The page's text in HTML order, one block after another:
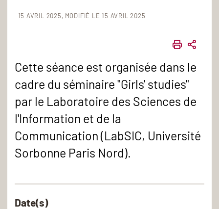
15 AVRIL 2025 MODIFIÉ LE 15 AVRIL 2025
Cette séance est organisée dans le
cadre du séminaire "Girls' studies"
par le Laboratoire des Sciences de
l'Information et de la
Communication (LabSIC, Université
Sorbonne Paris Nord).
Date(s)